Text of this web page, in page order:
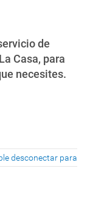
de
Casa, para
necesites.
desconectar para